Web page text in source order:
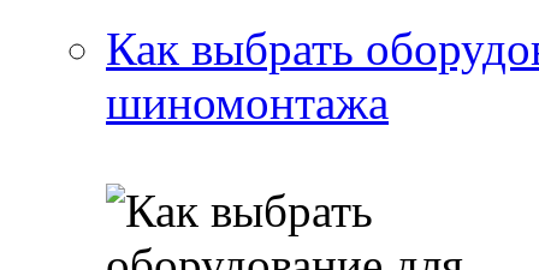
Как выбрать
шиномонтажа